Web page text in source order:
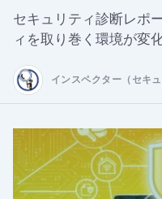
セキュリティ診断レポ
ィを取り巻く環境が変
インスペクター（セキ